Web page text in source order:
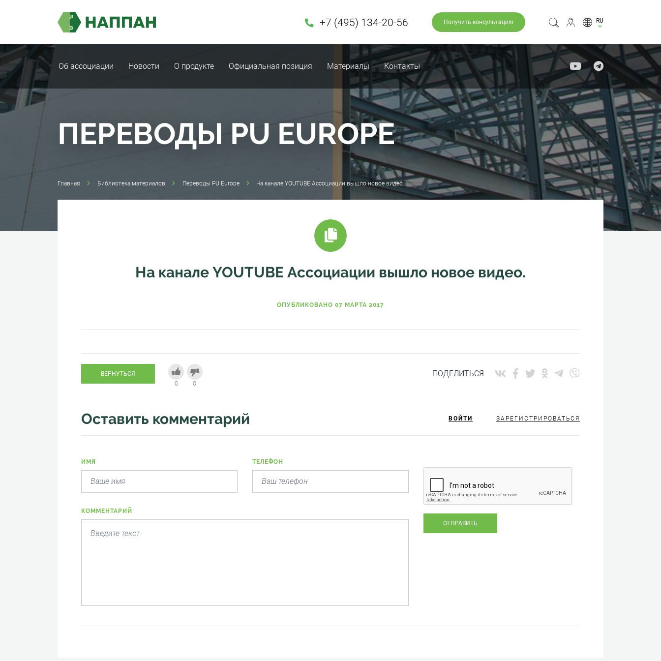
+7 (495) 134-20-56 Получить консультацию RU
Об ассоциации Новости О продукте Официальная позиция Материалы Контакты
ПЕРЕВОДЫ PU EUROPE
Главная Библиотека материалов Переводы PU Europe На канале YOUTUBE Ассоциации вышло новое видео.
На канале YOUTUBE Ассоциации вышло новое видео.
ОПУБЛИКОВАНО 07 МАРТА 2017
ВЕРНУТЬСЯ
0 0
ПОДЕЛИТЬСЯ
Оставить комментарий ВОЙТИ ЗАРЕГИСТРИРОВАТЬСЯ
ИМЯ ТЕЛЕФОН
КОММЕНТАРИЙ